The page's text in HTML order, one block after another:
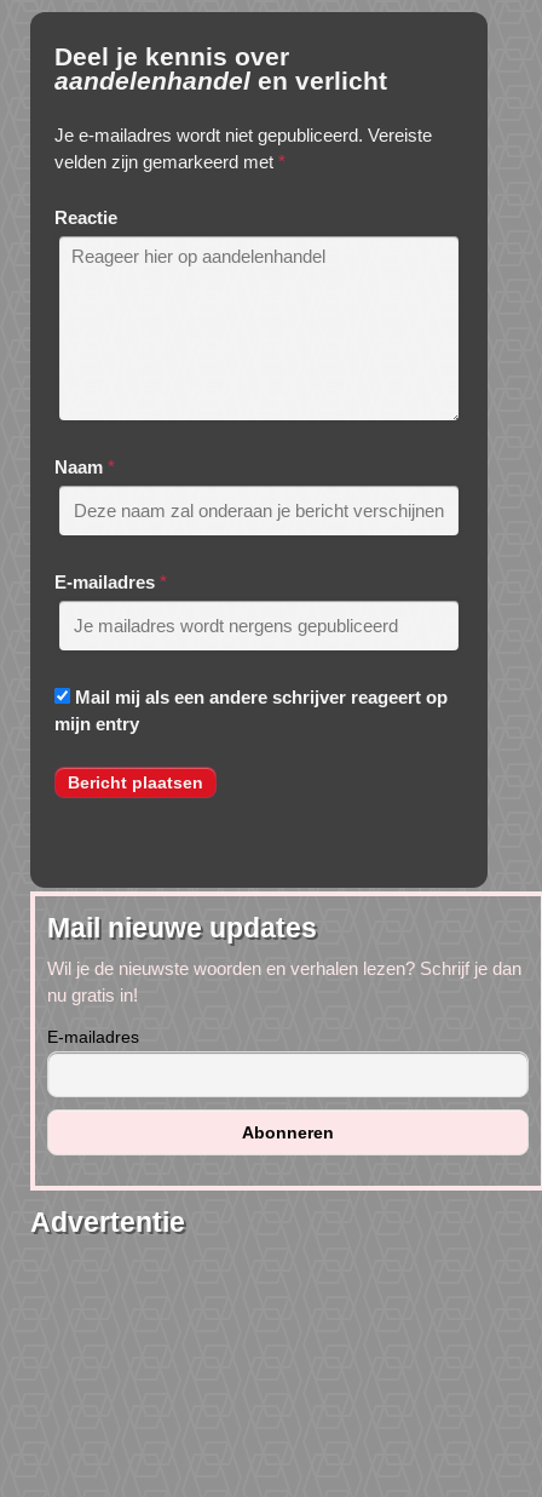
Deel je kennis over
aandelenhandel en verlicht
Je e-mailadres wordt niet gepubliceerd. Vereiste
velden zijn gemarkeerd met *
Reactie
Naam *
E-mailadres *
Mail mij als een andere schrijver reageert op
mijn entry
Mail nieuwe updates
Wil je de nieuwste woorden en verhalen lezen? Schrijf je dan
nu gratis in!
E-mailadres
Advertentie